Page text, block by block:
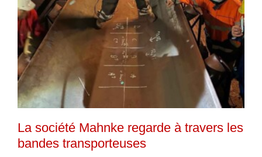
La société Mahnke regarde à travers les
bandes transporteuses